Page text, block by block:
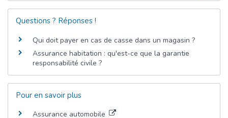
Questions ? Réponses !
Qui doit payer en cas de casse dans un magasin ?
Assurance habitation : qu'est-ce que la garantie
responsabilité civile ?
Pour en savoir plus
Assurance automobile